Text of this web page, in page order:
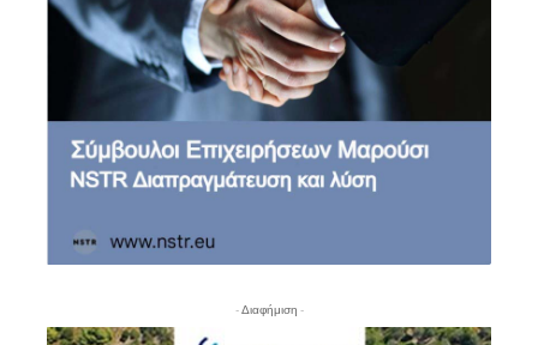
- Διαφήμιση -